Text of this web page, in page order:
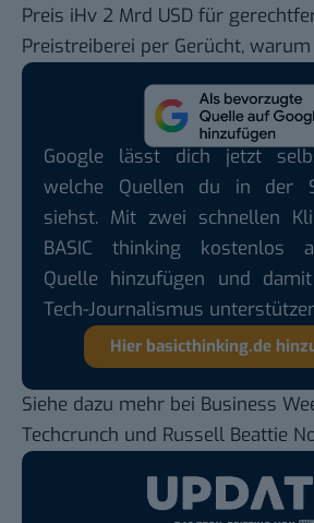
Preis iHv 2 Mrd USD für
Preistreiberei per Gerücht,
Google lässt dich jetzt
welche Quellen du in der
siehst. Mit zwei schnellen
BASIC thinking kostenlos
Quelle hinzufügen und
Tech-Journalismus
Hier basicthinking.de
Siehe dazu mehr bei Business
Techcrunch und Russell Beattie